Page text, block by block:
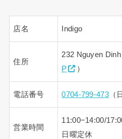
店名 Indigo
住所
232 Nguyen
P
）
電話番号 0704-799-473（
営業時間
11:00−14:00/
日曜定休